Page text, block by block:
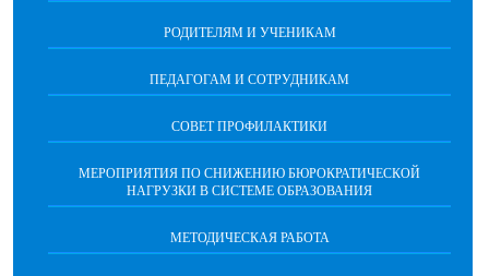
РОДИТЕЛЯМ И УЧЕНИКАМ
ПЕДАГОГАМ И СОТРУДНИКАМ
СОВЕТ ПРОФИЛАКТИКИ
МЕРОПРИЯТИЯ ПО СНИЖЕНИЮ БЮРОКРАТИЧЕСКОЙ
НАГРУЗКИ В СИСТЕМЕ ОБРАЗОВАНИЯ
МЕТОДИЧЕСКАЯ РАБОТА